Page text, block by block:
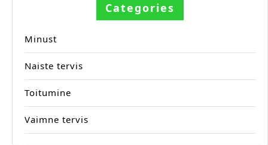
Categories
Minust
Naiste tervis
Toitumine
Vaimne tervis